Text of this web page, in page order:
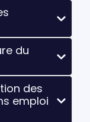
du
des
emploi